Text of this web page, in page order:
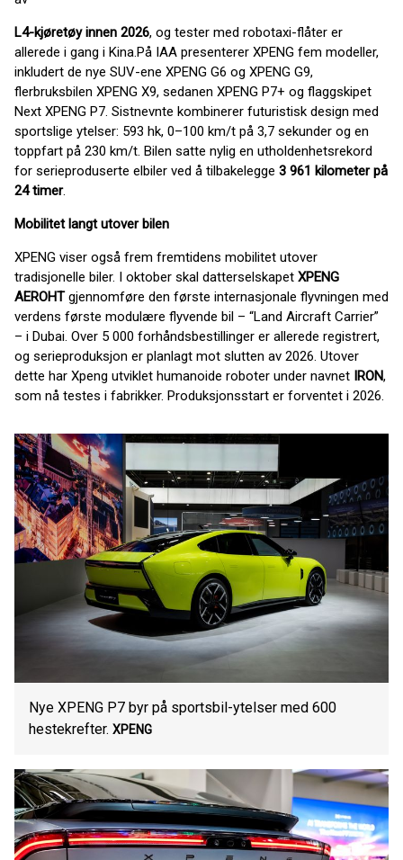
L4-kjøretøy innen 2026, og tester med robotaxi-flåter er
allerede i gang i Kina.På IAA presenterer XPENG fem modeller,
inkludert de nye SUV-ene XPENG G6 og XPENG G9,
flerbruksbilen XPENG X9, sedanen XPENG P7+ og flaggskipet
Next XPENG P7. Sistnevnte kombinerer futuristisk design med
sportslige ytelser: 593 hk, 0–100 km/t på 3,7 sekunder og en
toppfart på 230 km/t. Bilen satte nylig en utholdenhetsrekord
for serieproduserte elbiler ved å tilbakelegge 3 961 kilometer på
24 timer.
Mobilitet langt utover bilen
XPENG viser også frem fremtidens mobilitet utover
tradisjonelle biler. I oktober skal datterselskapet XPENG
AEROHTgjennomføre den første internasjonale flyvningen med
verdens første modulære flyvende bil – “Land Aircraft Carrier”
– i Dubai. Over 5 000 forhåndsbestillinger er allerede registrert,
og serieproduksjon er planlagt mot slutten av 2026. Utover
dette har Xpeng utviklet humanoide roboter under navnet IRON,
som nå testes i fabrikker. Produksjonsstart er forventet i 2026.
Nye XPENG P7 byr på sportsbil-ytelser med 600
hestekrefter. XPENG